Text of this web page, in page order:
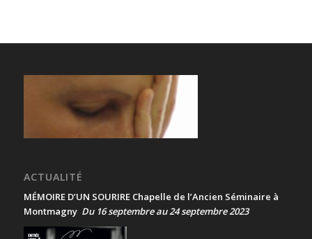
ACTUALITÉ
MÉMOIRE D’UN SOURIRE Chapelle de l’Ancien Séminaire à
Montmagny Du 16 septembre au 24 septembre 2023